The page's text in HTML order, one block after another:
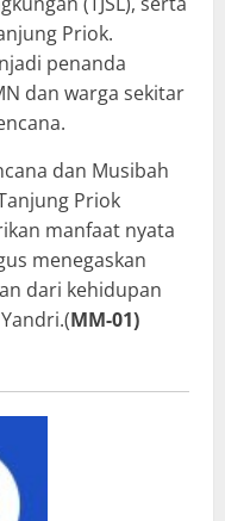
Priok.
penanda
dan warga sekitar
dan Musibah
Priok
manfaat nyata
menegaskan
dari kehidupan
MM-01)